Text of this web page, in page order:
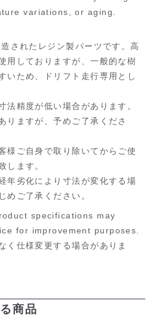
variations, or aging.
されたレジン製パーツです。高
用しておりますが、一般的な樹
いため、ドリフト走行専用とし
法精度が低い場合があります。
りますが、予めご了承くださ
様ご自身で取り除いてからご使
します。
年劣化により寸法が変化する場
めご了承ください。
specifications may
for improvement purposes.
く仕様変更する場合がありま
商品